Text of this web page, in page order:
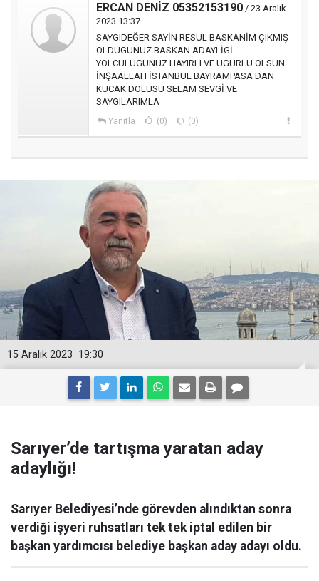
ERCAN DENİZ 05352153190 / 23 Aralık
2023 13:37
SAYGIDEĞER SAYİN RESUL BASKANİM ÇIKMIŞ
OLDUGUNUZ BASKAN ADAYLİGİ
YOLCULUGUNUZ HAYIRLI VE UGURLU OLSUN
İNŞAALLAH İSTANBUL BAYRAMPASA DAN
KUCAK DOLUSU SELAM SEVGİ VE
SAYGILARIMLA
Yanıtla (0) (0)
19:30
15 Aralık 2023
Sarıyer’de tartışma yaratan aday
adaylığı!
Sarıyer Belediyesi’nde görevden alındıktan sonra
verdiği işyeri ruhsatları tek tek iptal edilen bir
başkan yardımcısı belediye başkan aday adayı oldu.